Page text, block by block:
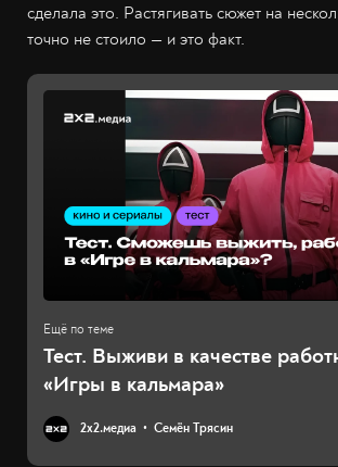
сделала это. Растягивать сюжет на
точно не стоило — и это факт.
Тест. Выживи в качестве
«Игры в кальмара»
2х2.медиа Семён Трясин